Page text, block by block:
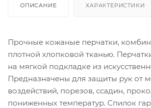
ОПИСАНИЕ ХАРАКТЕРИСТИКИ
Прочные кожаные перчатки,
плотной хлопковой тканью.
на мягкой подкладке из
Предназначены для защиты рук от
воздействий, порезов, ссадин,
пониженных температур. Спилок